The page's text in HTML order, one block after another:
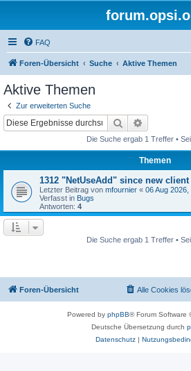
FAQ
Foren-Übersicht Suche Aktive Themen
Aktive Themen
Zur erweiterten Suche
Suche
Die Suche ergab 1 Treffer •
Themen
1312 "NetUseAdd" since new client
Letzter Beitrag von mfournier « 06 Aug 2026,
Verfasst in Bugs
Antworten: 4
Die Suche ergab 1 Treffer •
Foren-Übersicht Alle Cookies
Powered by phpBB® Forum Software
Deutsche Übersetzung durch
Datenschutz|